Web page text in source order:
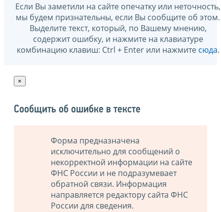
Если Вы заметили на сайте опечатку или неточность,
мы будем признательны, если Вы сообщите об этом.
Выделите текст, который, по Вашему мнению,
содержит ошибку, и нажмите на клавиатуре
комбинацию клавиш: Ctrl + Enter или нажмите сюда.
×
Сообщить об ошибке в тексте
Форма предназначена
исключительно для сообщений о
некорректной информации на сайте
ФНС России и не подразумевает
обратной связи. Информация
направляется редактору сайта ФНС
России для сведения.